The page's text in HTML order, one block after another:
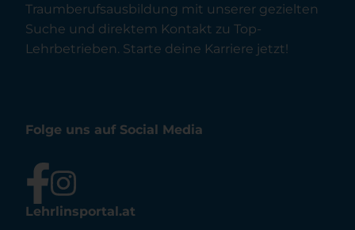
Traumberufsausbildung mit unserer gezielten
Suche und direktem Kontakt zu Top-
Lehrbetrieben. Starte deine Karriere jetzt!
Folge uns auf Social Media
Lehrlinsportal.at